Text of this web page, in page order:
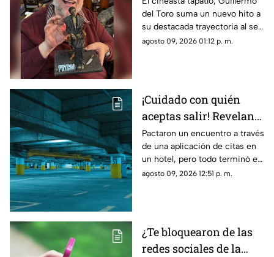
Doctorado Honoris
Causa en Bellas Artes
del Toro suma un nuevo hito a
su destacada trayectoria al ser
reconocido en Los Ángeles por
agosto 09, 2026 01:12 p. m.
¡Cuidado con quién
aceptas salir! Revelan
nuevo modus operandi
de rob0 tras conocerse
de una aplicación de
citas
Pactaron un encuentro a través
de una aplicación de citas en
un hotel, pero todo terminó en
un rob0 agravado
agosto 09, 2026 12:51 p. m.
¿Te bloquearon de las
redes sociales de la